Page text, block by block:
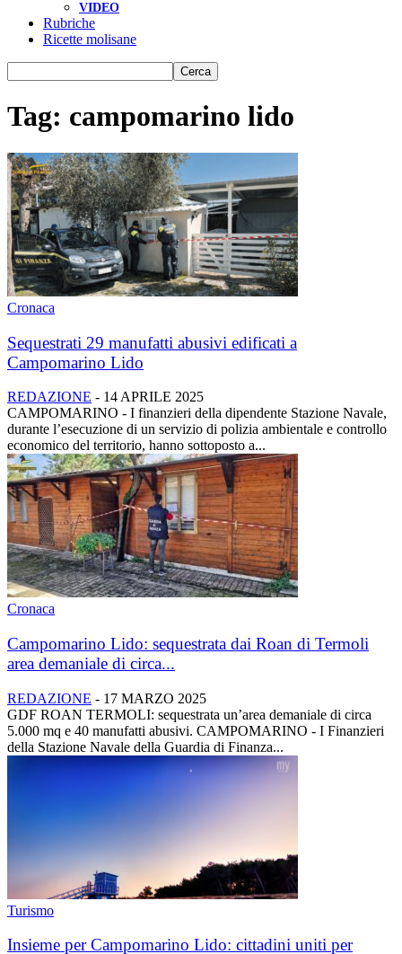
VIDEO
Rubriche
Ricette molisane
Tag: campomarino lido
Cronaca
Sequestrati 29 manufatti abusivi edificati a
Campomarino Lido
REDAZIONE - 14 APRILE 2025
CAMPOMARINO - I finanzieri della dipendente Stazione Navale,
durante l’esecuzione di un servizio di polizia ambientale e controllo
economico del territorio, hanno sottoposto a...
Cronaca
Campomarino Lido: sequestrata dai Roan di Termoli
area demaniale di circa...
REDAZIONE - 17 MARZO 2025
GDF ROAN TERMOLI: sequestrata un’area demaniale di circa
5.000 mq e 40 manufatti abusivi. CAMPOMARINO - I Finanzieri
della Stazione Navale della Guardia di Finanza...
Turismo
Insieme per Campomarino Lido: cittadini uniti per